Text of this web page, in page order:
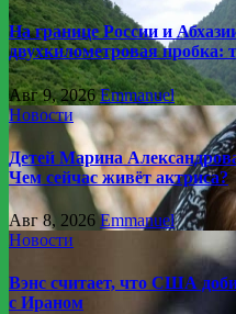
На границе России и
двухкилометровая пробка:
Авг 9, 2026Emmanuel
Новости
Детей Марина
Чем сейчас живёт актриса?
Авг 8, 2026Emmanuel
Новости
Вэнс считает, что США
с Ираном